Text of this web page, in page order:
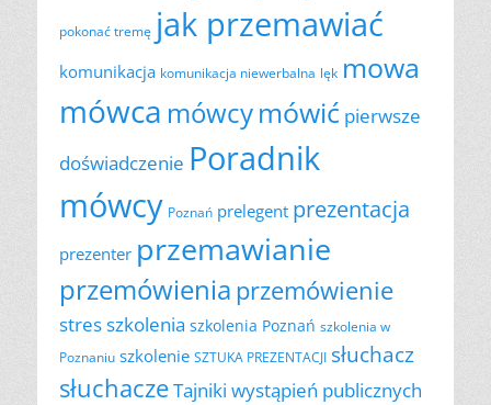
pokonać tremę jak przemawiać
komunikacja komunikacja niewerbalna lęk mowa
mówca mówcymówić pierwsze
doświadczenie Poradnik
mówcy Poznań prelegent prezentacja
prezenter przemawianie
przemówieniaprzemówienie
stresszkolenia szkolenia Poznań szkolenia w
Poznaniu szkolenie SZTUKA PREZENTACJI słuchacz
słuchaczeTajniki wystąpień publicznych